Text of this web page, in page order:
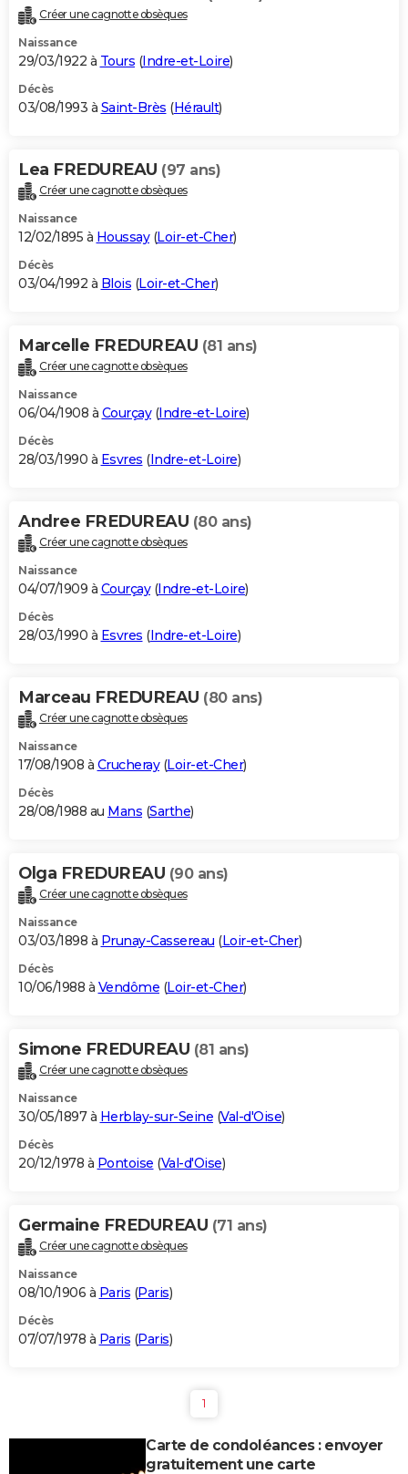
Créer une cagnotte obsèques
Naissance
29/03/1922 à Tours (Indre-et-Loire)
Décès
03/08/1993 à Saint-Brès (Hérault)
Lea FREDUREAU (97 ans)
Créer une cagnotte obsèques
Naissance
12/02/1895 à Houssay(Loir-et-Cher)
Décès
03/04/1992 à Blois (Loir-et-Cher)
Marcelle FREDUREAU (81 ans)
Créer une cagnotte obsèques
Naissance
06/04/1908 à Courçay(Indre-et-Loire)
Décès
28/03/1990 à Esvres (Indre-et-Loire)
Andree FREDUREAU (80 ans)
Créer une cagnotte obsèques
Naissance
04/07/1909 à Courçay(Indre-et-Loire)
Décès
28/03/1990 à Esvres (Indre-et-Loire)
Marceau FREDUREAU (80 ans)
Créer une cagnotte obsèques
Naissance
17/08/1908 à Crucheray(Loir-et-Cher)
Décès
28/08/1988 au Mans (Sarthe)
Olga FREDUREAU (90 ans)
Créer une cagnotte obsèques
Naissance
03/03/1898 à Prunay-Cassereau (Loir-et-Cher)
Décès
10/06/1988 à Vendôme (Loir-et-Cher)
Simone FREDUREAU (81 ans)
Créer une cagnotte obsèques
Naissance
30/05/1897 à Herblay-sur-Seine (Val-d'Oise)
Décès
20/12/1978 à Pontoise (Val-d'Oise)
Germaine FREDUREAU (71 ans)
Créer une cagnotte obsèques
Naissance
08/10/1906 à Paris (Paris)
Décès
07/07/1978 à Paris (Paris)
1
Carte de condoléances : envoyer
gratuitement une carte